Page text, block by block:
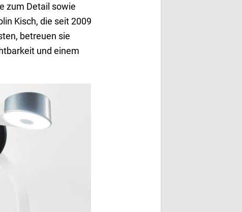
zum Detail sowie
Kisch, die seit 2009
betreuen sie
und einem